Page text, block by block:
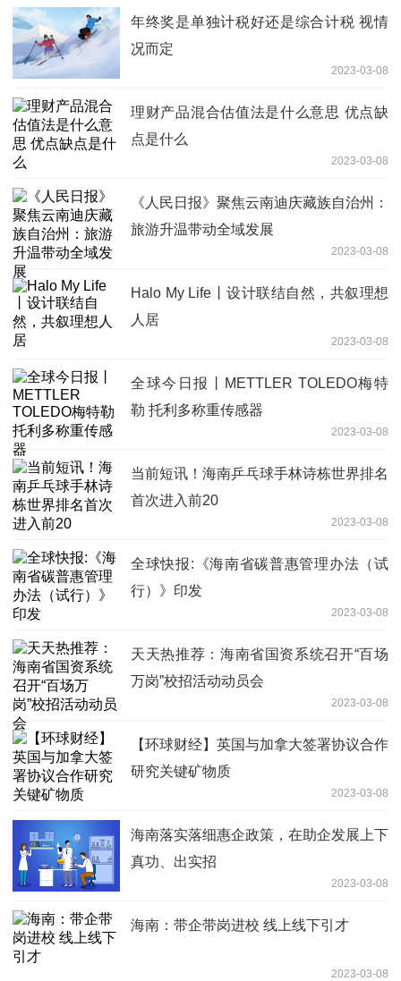
年终奖是单独计税好还是综合计税 视情
况而定
2023-03-08
理财产品混合估值法是什么意思 优点缺
点是什么
2023-03-08
《人民日报》聚焦云南迪庆藏族自治州：
旅游升温带动全域发展
2023-03-08
Halo My Life丨设计联结自然，共叙理想
人居
2023-03-08
全球今日报丨METTLER TOLEDO梅特
勒 托利多称重传感器
2023-03-08
当前短讯！海南乒乓球手林诗栋世界排名
首次进入前20
2023-03-08
全球快报:《海南省碳普惠管理办法（试
行）》印发
2023-03-08
天天热推荐：海南省国资系统召开“百场
万岗”校招活动动员会
2023-03-08
【环球财经】英国与加拿大签署协议合作
研究关键矿物质
2023-03-08
海南落实落细惠企政策，在助企发展上下
真功、出实招
2023-03-08
海南：带企带岗进校 线上线下引才
2023-03-08